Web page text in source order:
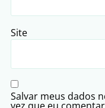
Site
Salvar meus dados